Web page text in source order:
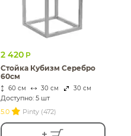
2 420 Р
Стойка Кубизм Серебро
60см
60 см 30 см 30 см
Доступно: 5 шт
5.0
Pinty (472)